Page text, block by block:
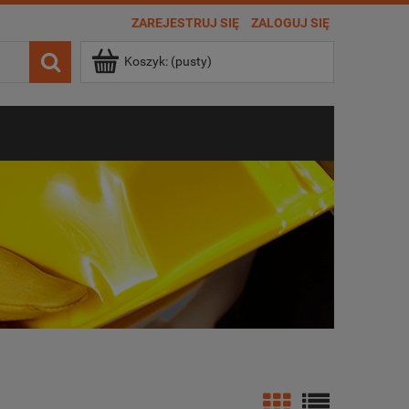
ZAREJESTRUJ SIĘ ZALOGUJ SIĘ
Koszyk: (pusty)